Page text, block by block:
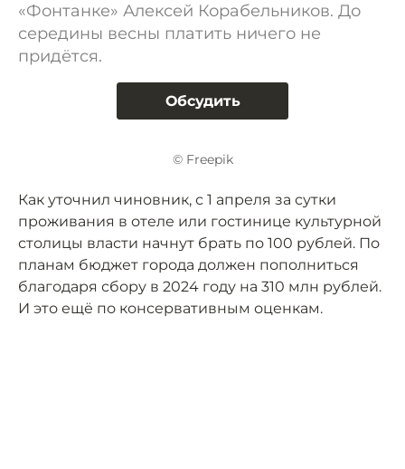
«Фонтанке» Алексей Корабельников. До
середины весны платить ничего не
придётся.
Обсудить
© Freepik
Как уточнил чиновник, с 1 апреля за сутки
проживания в отеле или гостинице культурной
столицы власти начнут брать по 100 рублей. По
планам бюджет города должен пополниться
благодаря сбору в 2024 году на 310 млн рублей.
И это ещё по консервативным оценкам.